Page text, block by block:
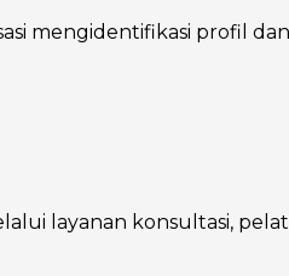
mengidentifikasi profil
layanan konsultasi,